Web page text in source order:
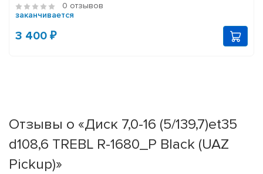
0 отзывов
заканчивается
3 400 ₽
Отзывы о «Диск 7,0-16 (5/139,7)et35
d108,6 TREBL R-1680_P Black (UAZ
Pickup)»